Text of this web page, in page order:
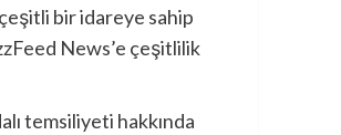
çeşitli bir idareye sahip
News’e çeşitlilik
temsiliyeti hakkında